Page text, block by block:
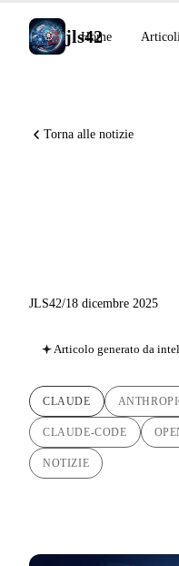
jls42
Home Articoli
Torna alle notizie
JLS42/18 dicembre 2025
Articolo generato da
CLAUDE
CLAUDE-CODE
NOTIZIE